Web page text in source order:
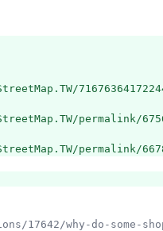
permalink/
permalink/
permalink/
permalink/
permalink/
permalink/
17642/why-do-some-